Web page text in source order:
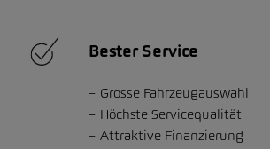
Bester Service
Grosse Fahrzeugauswahl
Höchste Servicequalität
Attraktive Finanzierung